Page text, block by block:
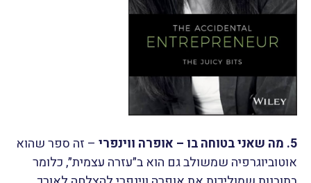
5. מה שאני בטוחה בו – אופרה ווינפרי
– זה ספר שהוא
אוטוביוגרפיה שמשולב גם הוא ב״עזרה עצמית״, כלומר